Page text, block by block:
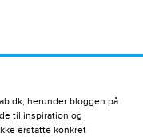
herunder bloggen på
til inspiration og
erstatte konkret